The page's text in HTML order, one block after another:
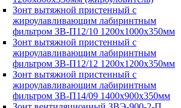
Зонт вытяжной пристенный с
жироулавливающим лабиринтным
фильтром ЗВ-П12/10 1200х1000х350мм
Зонт вытяжной пристенный с
жироулавливающим лабиринтным
фильтром ЗВ-П12/12 1200х1200х350мм
Зонт вытяжной пристенный с
жироулавливающим лабиринтным
фильтром ЗВ-П14/09 1400х900х350мм